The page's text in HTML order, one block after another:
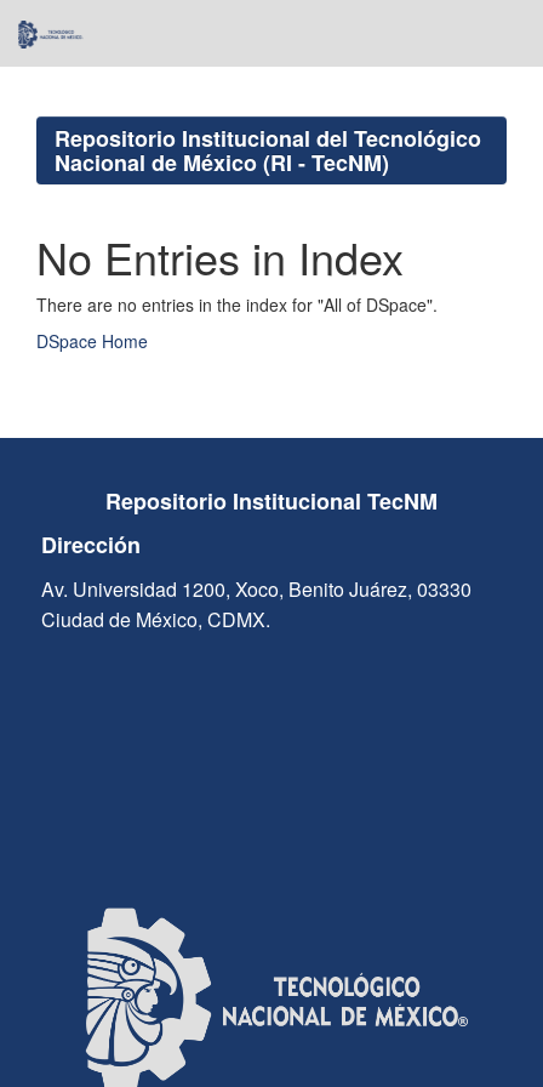
navigation
Repositorio Institucional del Tecnológico
Nacional de México (RI - TecNM)
No Entries in Index
There are no entries in the index for "All of DSpace".
DSpace Home
Repositorio Institucional TecNM
Dirección
Av. Universidad 1200, Xoco, Benito Juárez, 03330
Ciudad de México, CDMX.